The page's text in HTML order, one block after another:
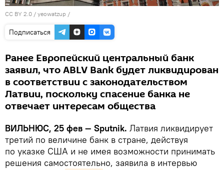
CC BY 2.0 / yeowatzup /
Подписаться
Ранее Европейский центральный банк
заявил, что ABLV Bank будет ликвидирован
в соответствии с законодательством
Латвии, поскольку спасение банка не
отвечает интересам общества
ВИЛЬНЮС, 25 фев — Sputnik. Латвия ликвидирует
третий по величине банк в стране, действуя
по указке США и не имея возможности принимать
решения самостоятельно, заявила в интервью